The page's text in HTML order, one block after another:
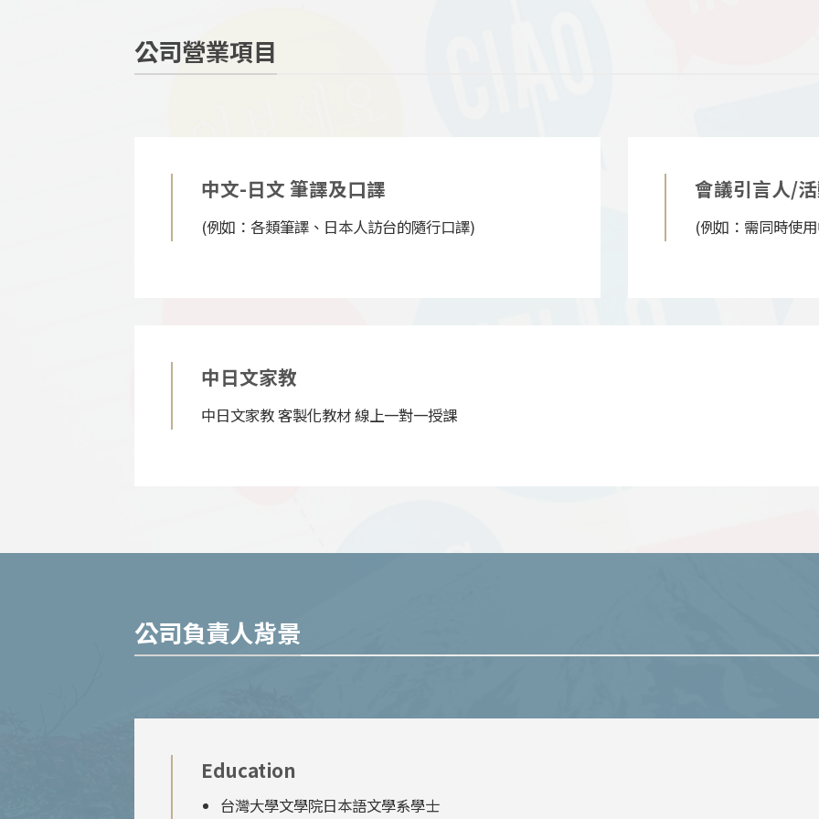
公司營業項目
中文-日文 筆譯及口譯
(例如：各類筆譯、日本人訪台的隨行口譯)
會議引言人/
(例如：需同時使
中日文家教
中日文家教 客製化教材 線上一對一授課
公司負責人背景
Education
台灣大學文學院日本語文學系學士